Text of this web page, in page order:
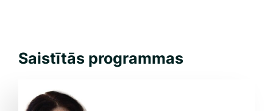
Saistītās programmas